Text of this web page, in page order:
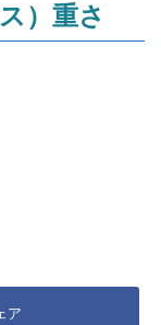
）重さ
ア